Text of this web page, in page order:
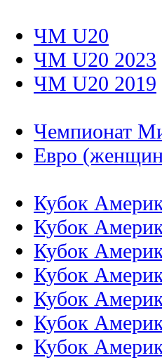
ЧМ U20
ЧМ U20 2023
ЧМ U20 2019
Чемпионат
Евро
Кубок
Кубок
Кубок
Кубок
Кубок
Кубок
Кубок